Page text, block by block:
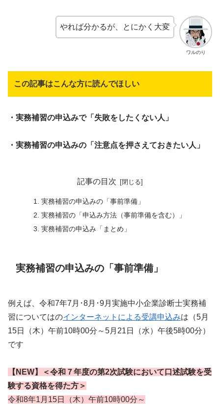
ワルのり
やれば分かるが、とにかく大変
この記事はこんな方に読んでほしい
・実務補習の申込みで「失敗をしたくない人」
・実務補習の申込みの「注意点を押さえておきたい人」
記事の目次
実務補習の申込みの「事前準備」
実務補習の「申込み方法（事前準備を含む）」
実務補習の申込み「まとめ」
実務補習の申込みの「事前準備」
例えば、令和7年7月･8月･9月実施中小企業診断士実務補
習についてはのインターネットによる受講申込みは（5月
15日（木）午前10時00分～5月21日（水）午後5時00分）
です
【NEW】
＜令和７年度の第2次試験において口述試験を受
験する資格を得た方＞
令和8年1月15日（木）午前10時00分～